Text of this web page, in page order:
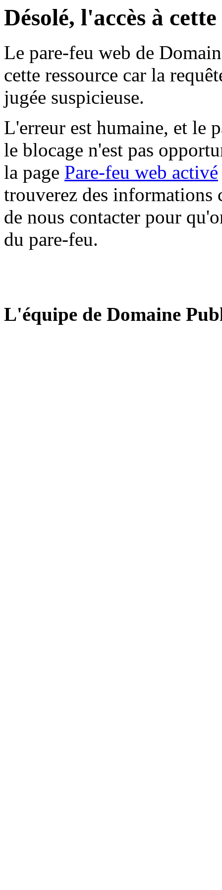
Désolé, l'accès à
Le pare-feu web de
cette ressource car la
jugée suspicieuse.
L'erreur est humaine, et le
le blocage n'est pas
la page Pare-feu web activé
trouverez des informations
de nous contacter pour
du pare-feu.
L'équipe de Domaine